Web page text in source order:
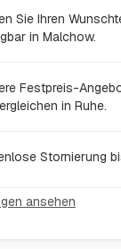
Sie Ihren
in Malchow.
Festpreis-
in Ruhe.
Stornierung
ansehen